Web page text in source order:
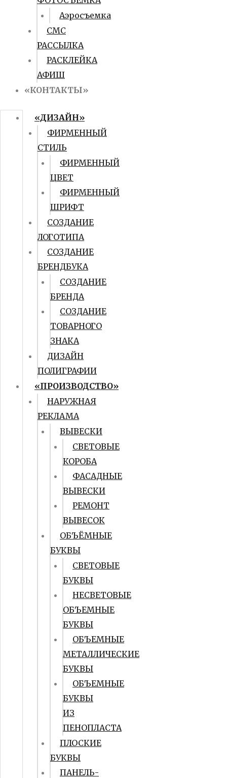
Аэросъемка
СМС
РАССЫЛКА
РАСКЛЕЙКА
АФИШ
«КОНТАКТЫ»
«ДИЗАЙН»
ФИРМЕННЫЙ
СТИЛЬ
ФИРМЕННЫЙ
ЦВЕТ
ФИРМЕННЫЙ
ШРИФТ
СОЗДАНИЕ
ЛОГОТИПА
СОЗДАНИЕ
БРЕНДБУКА
СОЗДАНИЕ
БРЕНДА
СОЗДАНИЕ
ТОВАРНОГО
ЗНАКА
ДИЗАЙН
ПОЛИГРАФИИ
«ПРОИЗВОДСТВО»
НАРУЖНАЯ
РЕКЛАМА
ВЫВЕСКИ
СВЕТОВЫЕ
КОРОБА
ФАСАДНЫЕ
ВЫВЕСКИ
РЕМОНТ
ВЫВЕСОК
ОБЪЁМНЫЕ
БУКВЫ
СВЕТОВЫЕ
БУКВЫ
НЕСВЕТОВЫЕ
ОБЪЕМНЫЕ
БУКВЫ
ОБЪЕМНЫЕ
МЕТАЛЛИЧЕСКИЕ
БУКВЫ
ОБЪЕМНЫЕ
БУКВЫ
ИЗ
ПЕНОПЛАСТА
ПЛОСКИЕ
БУКВЫ
ПАНЕЛЬ-